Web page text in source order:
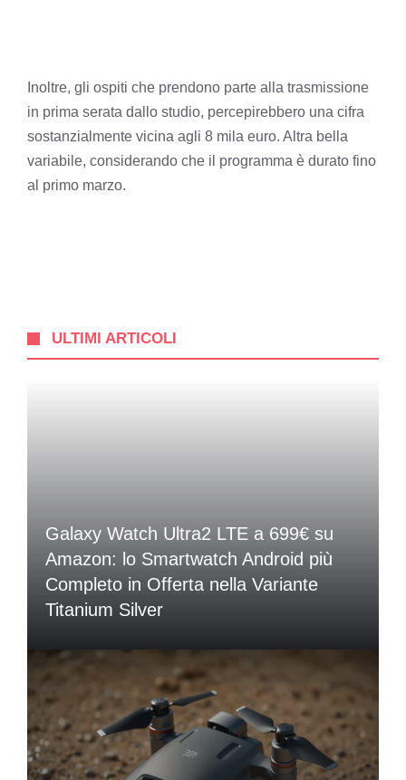
Inoltre, gli ospiti che prendono parte alla trasmissione
in prima serata dallo studio, percepirebbero una cifra
sostanzialmente vicina agli 8 mila euro. Altra bella
variabile, considerando che il programma è durato fino
al primo marzo.
ULTIMI ARTICOLI
Galaxy Watch Ultra2 LTE a 699€ su
Amazon: lo Smartwatch Android più
Completo in Offerta nella Variante
Titanium Silver